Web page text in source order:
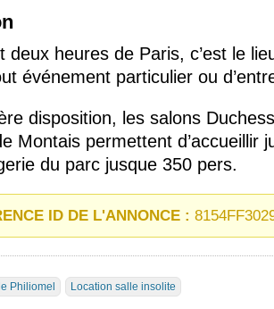
deux heures de Paris, c’est le
événement particulier ou
disposition, les salons
Montais permettent d’accueillir
du parc jusque 350 pers.
ID DE L'ANNONCE :
Philiomel Location salle insolite